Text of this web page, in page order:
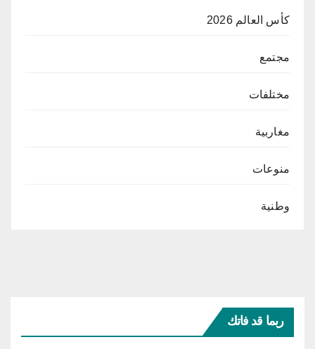
كأس العالم 2026
مجتمع
مختلفات
مغاربية
منوعات
وطنية
ربما قد فاتك